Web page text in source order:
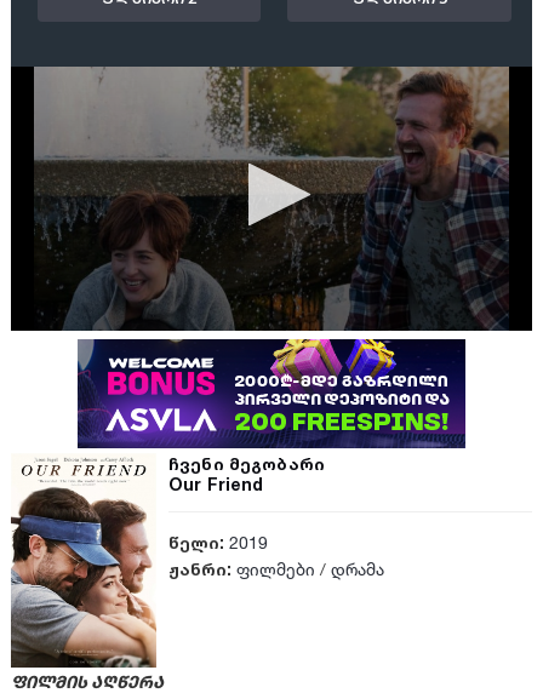
ჩვენი მეგობარი
Our Friend
წელი: 2019
ჟანრი: ფილმები / დრამა
ფილმის აღწერა